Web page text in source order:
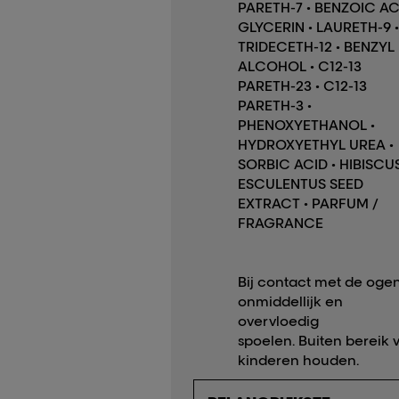
PARETH-7 • BENZOIC
GLYCERIN • LAURETH-9 •
TRIDECETH-12 • BENZYL
ALCOHOL • C12-13
PARETH-23 • C12-13
PARETH-3 •
PHENOXYETHANOL •
HYDROXYETHYL UREA •
SORBIC ACID •
ESCULENTUS SEED
EXTRACT • PARFUM /
FRAGRANCE
Bij contact met de
onmiddellijk en
overvloedig
spoelen. Buiten bereik
kinderen houden.